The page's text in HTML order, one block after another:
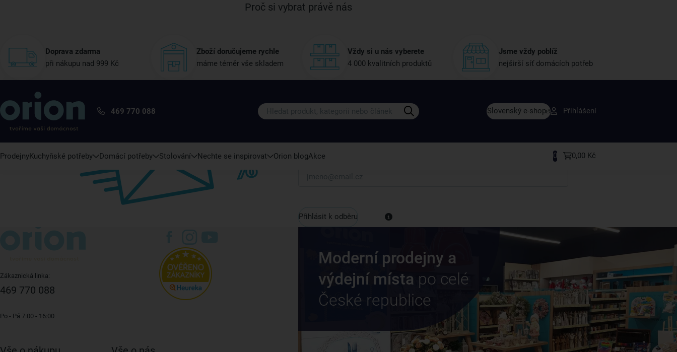
Proč si vybrat právě nás
Doprava zdarma
při nákupu nad 999 Kč
Zboží doručujeme rychle
máme téměr vše skladem
Vždy si u nás vyberete
4 000 kvalitních produktů
Jsme vždy poblíž
nejširší síť domácích potřeb
469 770 088 Slovenský e-shop Přihlášení
ProdejnyKuchyňské potřeby Domácí potřeby Stolování Nechte se inspirovat Orion blogAkce 0 0,00 Kč
Přihlaste se k odběru našeho newsletteru.
Váš e-mail
Přihlásit k odběru
Moderní prodejny a
výdejní místa po celé
České republice
Zákaznická linka:
469 770 088
Po - Pá 7:00 - 16:00